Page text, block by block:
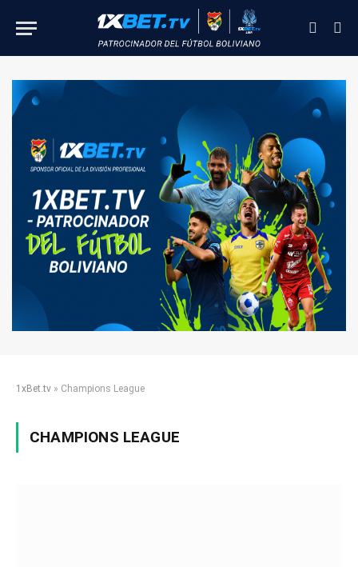
1xBet.tv » Champions League
CHAMPIONS LEAGUE